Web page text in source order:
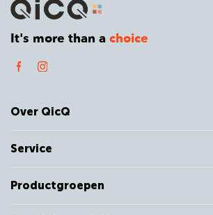
It's more than a choice
Over QicQ
Service
Productgroepen